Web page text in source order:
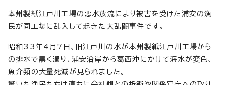
本州製紙江戸川工場の悪水放流により被害を受けた浦安の漁
民が同工場に乱入して起きた大乱闘事件です。
昭和33年4月7日、旧江戸川の水が本州製紙江戸川工場から
の排水で黒く濁り、浦安沿岸から葛西沖にかけて海水が変色、
魚介類の大量死滅が見られました。